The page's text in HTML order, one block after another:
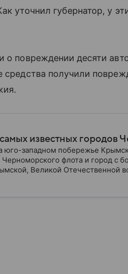
уточнил губернатор, у
о повреждении десяти
получили
известных городов
юго-западном побережье
флота и город с
Великой Отечественной
городе федерального значения.